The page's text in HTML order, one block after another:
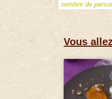
nombre de
Vous